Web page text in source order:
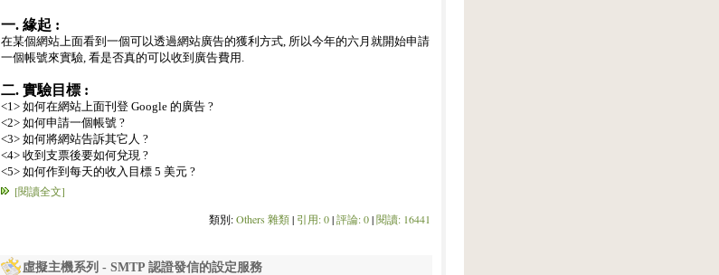
一. 緣起 :
在某個網站上面看到一個可以透過網站廣告的獲利方式, 所以今年的六月就開始申請
一個帳號來實驗, 看是否真的可以收到廣告費用.
二. 實驗目標 :
<1> 如何在網站上面刊登 Google 的廣告 ?
<2> 如何申請一個帳號 ?
<3> 如何將網站告訴其它人 ?
<4> 收到支票後要如何兌現 ?
<5> 如何作到每天的收入目標 5 美元 ?
[閱讀全文]
類別:Others 雜類| 引用: 0|評論: 0|閱讀: 16441
虛擬主機系列 - SMTP 認證發信的設定服務